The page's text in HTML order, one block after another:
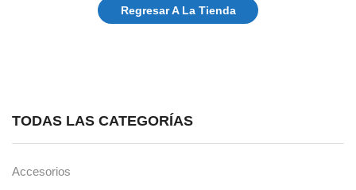
Regresar A La Tienda
TODAS LAS CATEGORÍAS
Accesorios